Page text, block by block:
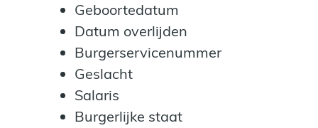
Geboortedatum
Datum overlijden
Burgerservicenummer
Geslacht
Salaris
Burgerlijke staat